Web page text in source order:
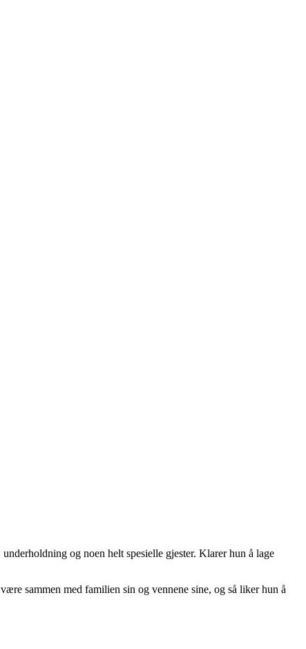
og noen helt spesielle gjester. Klarer hun å lage
sammen med familien sin og vennene sine, og så liker hun å